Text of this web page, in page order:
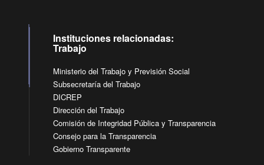
Instituciones relacionadas:
Trabajo
Ministerio del Trabajo y Previsión Social
Subsecretaría del Trabajo
DICREP
Dirección del Trabajo
Comisión de Integridad Pública y Transparencia
Consejo para la Transparencia
Gobierno Transparente